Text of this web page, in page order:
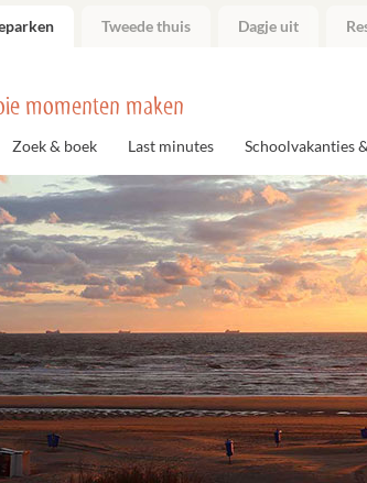
Tweede thuis Dagje uit
momenten maken
Zoek & boek Last minutes Schoolvakanties